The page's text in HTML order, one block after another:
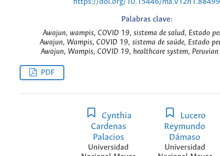
Palabras clave:
Awajun, wampis, COVID 19, sistema de salud, Estado
Awajun, Wampis, COVID 19, sistema de saúde, Estado
Awajun, Wampis, COVID 19, healthcare system,
PDF
Cynthia
Cardenas
Palacios
Universidad
Lucero
Reymundo
Dámaso
Universidad